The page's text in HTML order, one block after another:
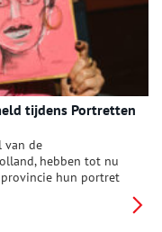
tijdens Portretten
van de
hebben tot nu
hun portret
van de